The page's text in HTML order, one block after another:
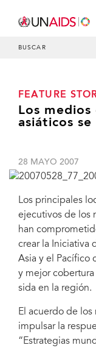
BUSCAR
FEATURE
Los
asiáticos
28 MAYO 2007
Los principales
ejecutivos de los
han
crear la Iniciativa
Asia y el Pacífico
y mejor cobertura
sida en la región.
El acuerdo de
impulsar la
“Estrategias